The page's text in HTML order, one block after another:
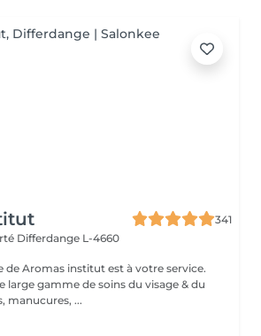
341
Differdange L-4660
de Aromas institut est à votre service.
large gamme de soins du visage & du
manucures, ...